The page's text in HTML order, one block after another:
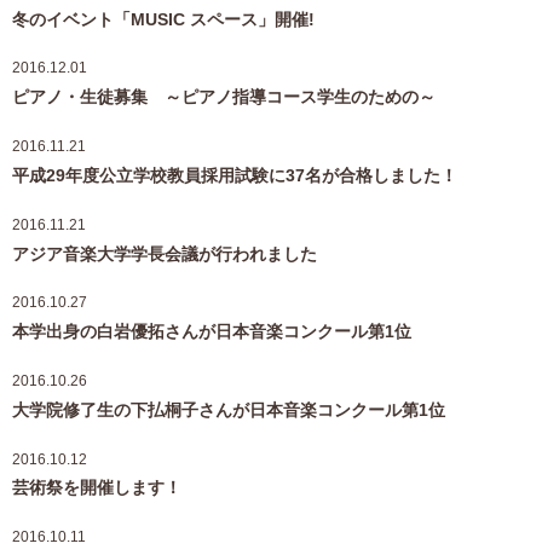
冬のイベント「MUSIC スペース」開催!
2016.12.01
ピアノ・生徒募集 ～ピアノ指導コース学生のための～
2016.11.21
平成29年度公立学校教員採用試験に37名が合格しました！
2016.11.21
アジア音楽大学学長会議が行われました
2016.10.27
本学出身の白岩優拓さんが日本音楽コンクール第1位
2016.10.26
大学院修了生の下払桐子さんが日本音楽コンクール第1位
2016.10.12
芸術祭を開催します！
2016.10.11